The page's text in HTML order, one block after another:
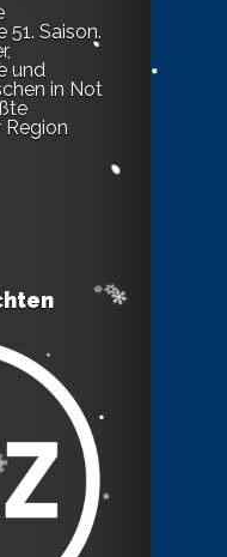
Saison.
und
in Not
Region